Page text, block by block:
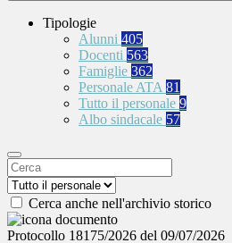
Tipologie
Alunni 405
Docenti 563
Famiglie 362
Personale ATA 81
Tutto il personale 9
Albo sindacale 57
Cerca anche nell'archivio storico
Protocollo 18175/2026 del 09/07/2026